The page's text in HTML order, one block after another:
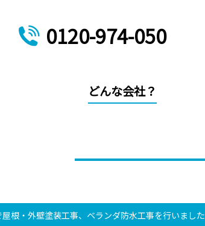
0120-974-050
どんな会社？
根・外壁塗装工事、ベランダ防水工事を行いました